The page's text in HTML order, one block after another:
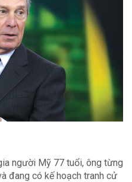
người Mỹ 77 tuổi, ông từng
đang có kế hoạch tranh cử